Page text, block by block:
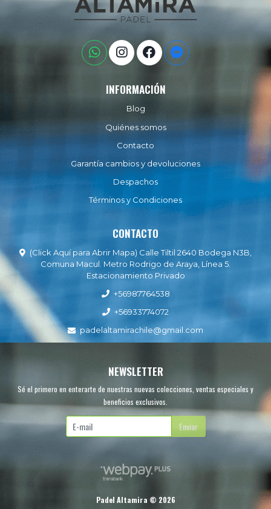
INFORMACIÓN
Blog
Quiénes somos
Contacto
Garantía cambios y devoluciones
Despachos
Términos y Condiciones
CONTACTO
(Click Aquí para Abrir Mapa) Calle Tiltil 2640 Bodega N3B,
Comuna Macul. Metro Rodrigo de Araya, Línea 5.
Estacionamiento Privado
+56987764538
+56933774072
padelaltamirachile@gmail.com
NEWSLETTER
Sé el primero en enterarte de nuestras nuevas colecciones, ventas especiales y
beneficios exclusivos.
Enviar
Padel Altamira © 2026